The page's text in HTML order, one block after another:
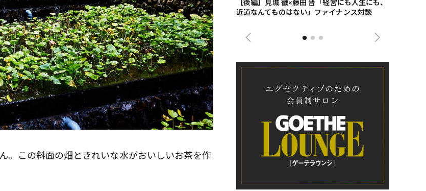
。この斜面の畑ときれいな水がおいしいお茶を作
歌舞伎俳優・尾上右近が休息を過ごした、海最
前列ホテル「UMITO 熱海 別邸」
【後編】見城 徹×藤田 晋「経営にも人生にも、
近道なんてものはない」ファイナンス対談